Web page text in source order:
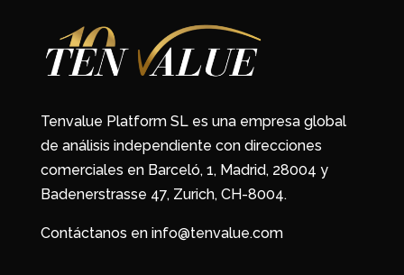
Tenvalue Platform SL es una empresa global
de análisis independiente con direcciones
comerciales en Barceló, 1, Madrid, 28004 y
Badenerstrasse 47, Zurich, CH-8004.
Contáctanos en info@tenvalue.com